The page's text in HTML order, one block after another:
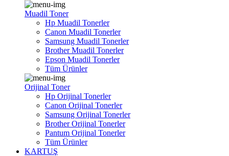
Muadil Toner
Hp Muadil Tonerler
Canon Muadil Tonerler
Samsung Muadil Tonerler
Brother Muadil Tonerler
Epson Muadil Tonerler
Tüm Ürünler
Orijinal Toner
Hp Orijinal Tonerler
Canon Orijinal Tonerler
Samsung Orijinal Tonerler
Brother Orijinal Tonerler
Pantum Orijinal Tonerler
Tüm Ürünler
KARTUŞ